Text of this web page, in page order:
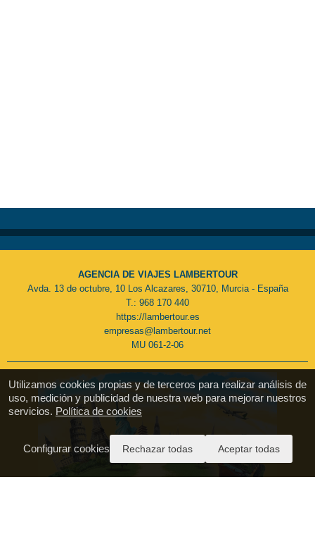
Utilizamos cookies propias y de terceros para realizar análisis de
uso, medición y publicidad de nuestra web para mejorar nuestros
servicios. Política de cookies
Configurar cookies Rechazar todas Aceptar todas
AGENCIA DE VIAJES LAMBERTOUR
Avda. 13 de octubre, 10 Los Alcazares, 30710, Murcia - España
T.: 968 170 440
https://lambertour.es
empresas@lambertour.net
MU 061-2-06